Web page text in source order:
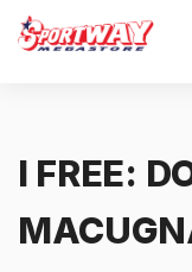
I FREE: